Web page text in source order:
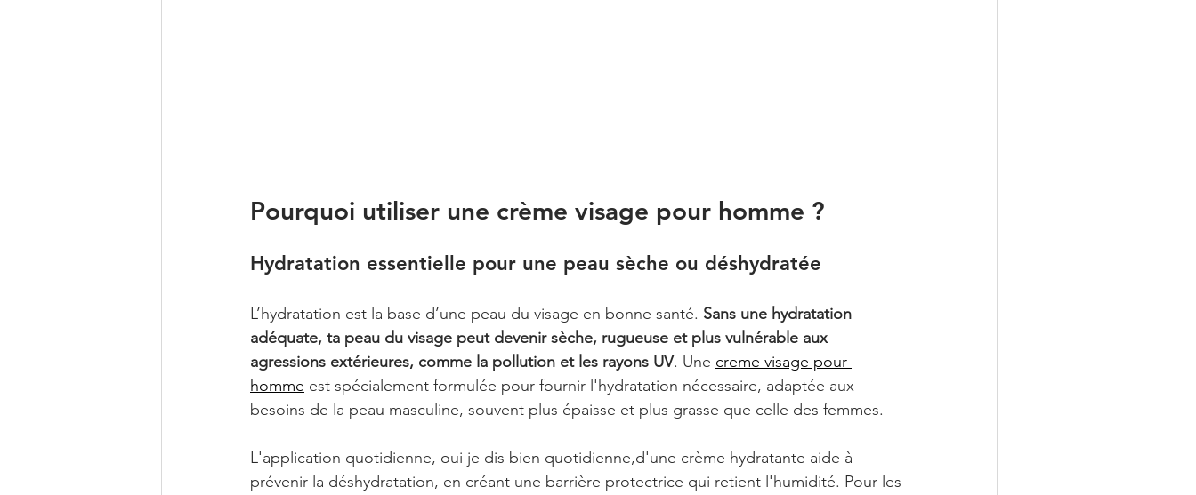
Pourquoi utiliser une crème visage pour homme ?
Hydratation essentielle pour une peau sèche ou déshydratée
L’hydratation est la base d’une peau du visage en bonne santé. Sans une hydratation
adéquate, ta peau du visage peut devenir sèche, rugueuse et plus vulnérable aux
agressions extérieures, comme la pollution et les rayons UV. Une creme visage pour
homme est spécialement formulée pour fournir l'hydratation nécessaire, adaptée aux
besoins de la peau masculine, souvent plus épaisse et plus grasse que celle des femmes.
L'application quotidienne, oui je dis bien quotidienne,d'une crème hydratante aide à
prévenir la déshydratation, en créant une barrière protectrice qui retient l'humidité. Pour les